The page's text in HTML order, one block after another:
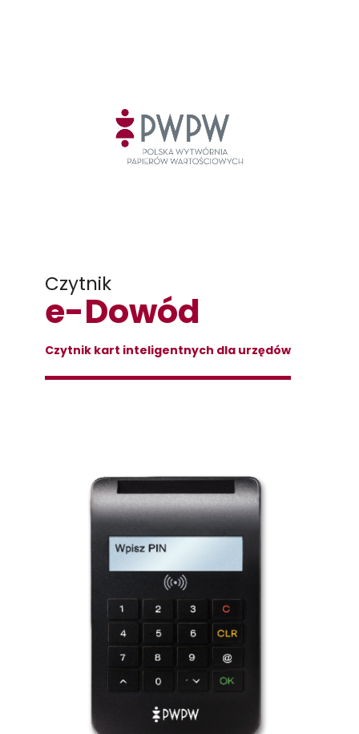
Czytnik
e-Dowód
Czytnik kart inteligentnych dla urzędów